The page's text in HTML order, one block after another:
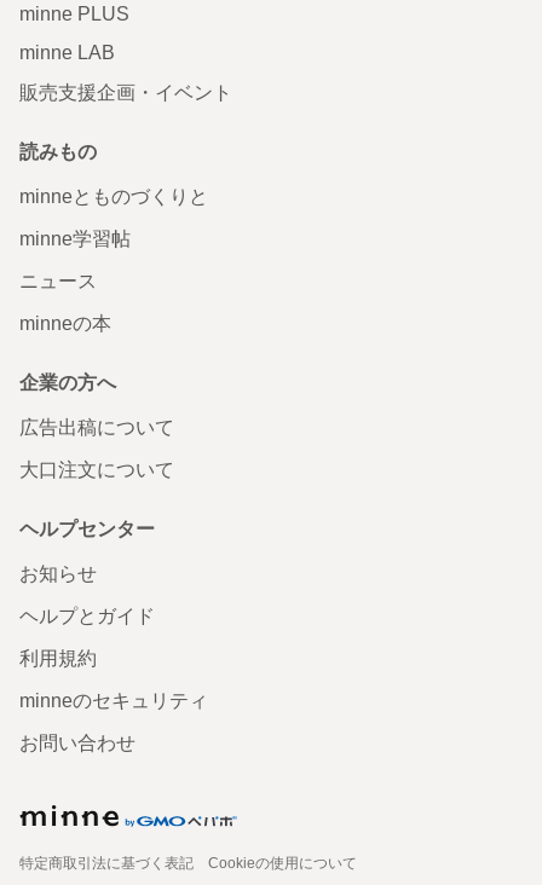
minne PLUS
minne LAB
販売支援企画・イベント
読みもの
minneとものづくりと
minne学習帖
ニュース
minneの本
企業の方へ
広告出稿について
大口注文について
ヘルプセンター
お知らせ
ヘルプとガイド
利用規約
minneのセキュリティ
お問い合わせ
特定商取引法に基づく表記
Cookieの使用について